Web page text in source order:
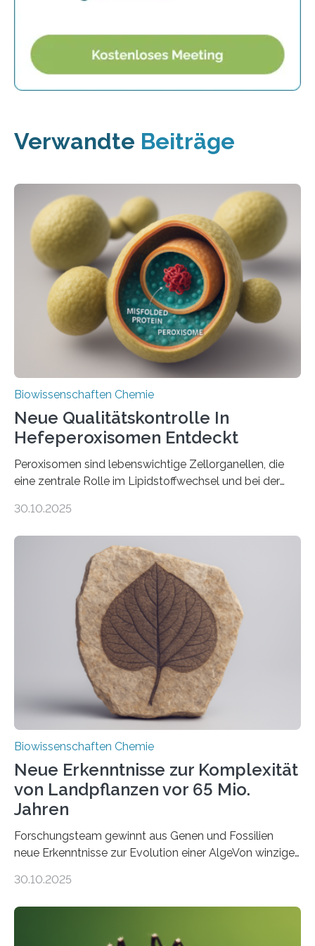
Verwandte Beiträge
Biowissenschaften Chemie
Neue Qualitätskontrolle In
Hefeperoxisomen Entdeckt
Peroxisomen sind lebenswichtige Zellorganellen, die
eine zentrale Rolle im Lipidstoffwechsel und bei der
erfüllen können, müssen zahlreiche Enzyme präzise in
der Ruhr-Universität Bochum um Prof. Dr. Ralf Erdmann
und Dr. Ismaila Francis Yusuf hat nun einen bislang
unbekannten Qualitätskontrollmechanismus des
peroxisomalen Proteintransports in der Bäckerhefe
Saccharomyces cerevisiae entdeckt, der für die
Funktionsfähigkeit der Organellen entscheidend ist. Die
Studie wurde am 28. Oktober 2025 in der
Fachzeitschrift…
30.10.2025
Biowissenschaften Chemie
Neue Erkenntnisse zur Komplexität
von Landpflanzen vor 65 Mio.
Jahren
Forschungsteam gewinnt aus Genen und Fossilien
neue Erkenntnisse zur Evolution einer AlgeVon winzigen
Landpflanzen zählen zu den komplexesten
Grünalgen, die vor Hunderten von Millionen Jahren
30.10.2025